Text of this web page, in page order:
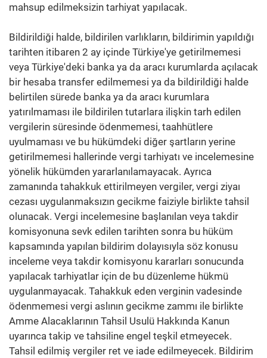
mahsup edilmeksizin tarhiyat yapılacak.
Bildirildiği halde, bildirilen varlıkların, bildirimin yapıldığı
tarihten itibaren 2 ay içinde Türkiye'ye getirilmemesi
veya Türkiye'deki banka ya da aracı kurumlarda açılacak
bir hesaba transfer edilmemesi ya da bildirildiği halde
belirtilen sürede banka ya da aracı kurumlara
yatırılmaması ile bildirilen tutarlara ilişkin tarh edilen
vergilerin süresinde ödenmemesi, taahhütlere
uyulmaması ve bu hükümdeki diğer şartların yerine
getirilmemesi hallerinde vergi tarhiyatı ve incelemesine
yönelik hükümden yararlanılamayacak. Ayrıca
zamanında tahakkuk ettirilmeyen vergiler, vergi ziyaı
cezası uygulanmaksızın gecikme faiziyle birlikte tahsil
olunacak. Vergi incelemesine başlanılan veya takdir
komisyonuna sevk edilen tarihten sonra bu hüküm
kapsamında yapılan bildirim dolayısıyla söz konusu
inceleme veya takdir komisyonu kararları sonucunda
yapılacak tarhiyatlar için de bu düzenleme hükmü
uygulanmayacak. Tahakkuk eden verginin vadesinde
ödenmemesi vergi aslının gecikme zammı ile birlikte
Amme Alacaklarının Tahsil Usulü Hakkında Kanun
uyarınca takip ve tahsiline engel teşkil etmeyecek.
Tahsil edilmiş vergiler ret ve iade edilmeyecek. Bildirim